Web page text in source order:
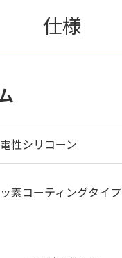
仕様
性シリコーン
素コーティングタイプ